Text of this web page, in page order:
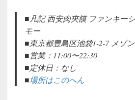
■凡記 西安肉夾饃 ファンキー
モー
■東京都豊島区池袋1-2-7 メゾ
■営業：11:00〜22:30
■定休日：なし
■場所はこのへん